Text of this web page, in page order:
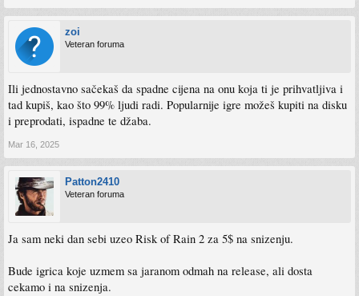
zoi
Veteran foruma
Ili jednostavno sačekaš da spadne cijena na onu koja ti je prihvatljiva i
tad kupiš, kao što 99% ljudi radi. Popularnije igre možeš kupiti na disku
i preprodati, ispadne te džaba.
Mar 16, 2025
Patton2410
Veteran foruma
Ja sam neki dan sebi uzeo Risk of Rain 2 za 5$ na snizenju.
Bude igrica koje uzmem sa jaranom odmah na release, ali dosta
cekamo i na snizenja.